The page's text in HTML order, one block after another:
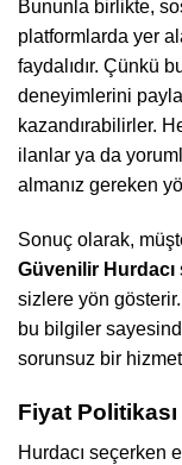
Bununla birlikte,
platformlarda yer
faydalıdır. Çünkü
deneyimlerini
kazandırabilirler.
ilanlar ya da
almanız gereken
Sonuç olarak,
Güvenilir Hurdacı
sizlere yön
bu bilgiler
sorunsuz bir hizmet
Fiyat Politikası
Hurdacı seçerken